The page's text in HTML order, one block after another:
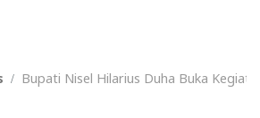
Bupati Nisel Hilarius Duha Buka